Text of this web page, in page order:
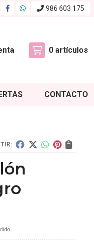
986 603 175
0 artículos
CONTACTO